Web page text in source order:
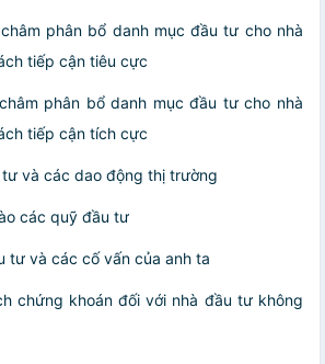
phân bổ danh mục đầu tư cho nhà
tiếp cận tiêu cực
phân bổ danh mục đầu tư cho nhà
tiếp cận tích cực
và các dao động thị trường
các quỹ đầu tư
tư và các cố vấn của anh ta
chứng khoán đối với nhà đầu tư không